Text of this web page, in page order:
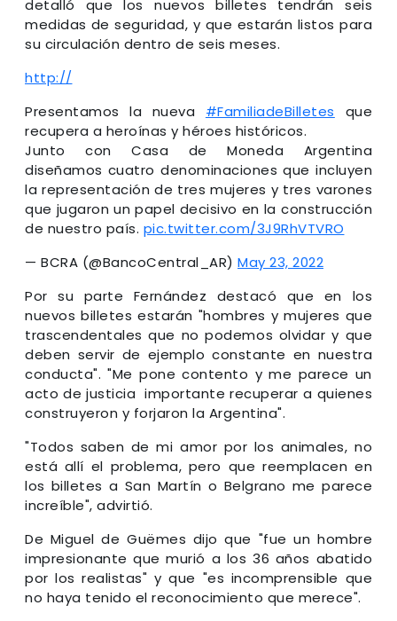
detalló que los nuevos billetes tendrán seis
medidas de seguridad, y que estarán listos para
su circulación dentro de seis meses.
http://
Presentamos la nueva #FamiliadeBilletes que
recupera a heroínas y héroes históricos.
Junto con Casa de Moneda Argentina
diseñamos cuatro denominaciones que incluyen
la representación de tres mujeres y tres varones
que jugaron un papel decisivo en la construcción
de nuestro país. pic.twitter.com/3J9RhVTVRO
— BCRA (@BancoCentral_AR) May 23, 2022
Por su parte Fernández destacó que en los
nuevos billetes estarán "hombres y mujeres que
trascendentales que no podemos olvidar y que
deben servir de ejemplo constante en nuestra
conducta". "Me pone contento y me parece un
acto de justicia importante recuperar a quienes
construyeron y forjaron la Argentina".
"Todos saben de mi amor por los animales, no
está allí el problema, pero que reemplacen en
los billetes a San Martín o Belgrano me parece
increíble", advirtió.
De Miguel de Guëmes dijo que "fue un hombre
impresionante que murió a los 36 años abatido
por los realistas" y que "es incomprensible que
no haya tenido el reconocimiento que merece".